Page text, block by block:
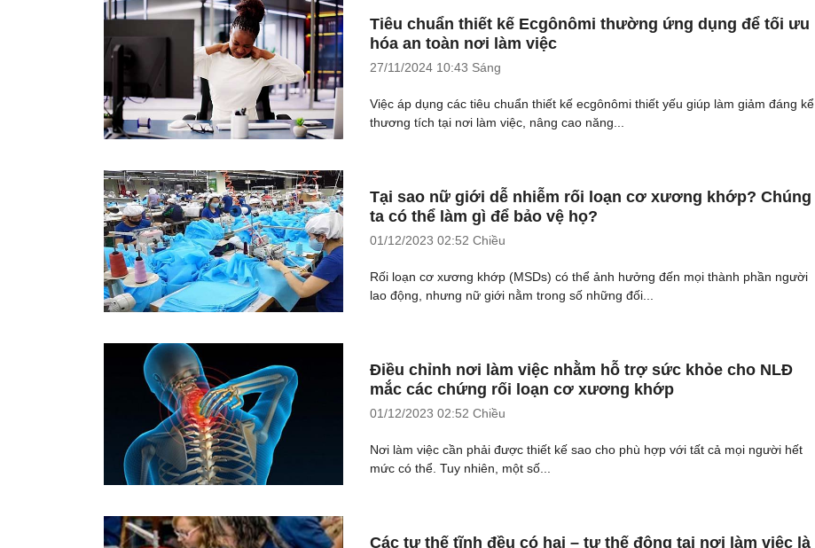
Tiêu chuẩn thiết kế Ecgônômi thường ứng dụng để tối ưu
hóa an toàn nơi làm việc
27/11/2024 10:43 Sáng
Việc áp dụng các tiêu chuẩn thiết kế ecgônômi thiết yếu giúp làm giảm đáng kể
thương tích tại nơi làm việc, nâng cao năng...
Tại sao nữ giới dễ nhiễm rối loạn cơ xương khớp? Chúng
ta có thể làm gì để bảo vệ họ?
01/12/2023 02:52 Chiều
Rối loạn cơ xương khớp (MSDs) có thể ảnh hưởng đến mọi thành phần người
lao động, nhưng nữ giới nằm trong số những đối...
Điều chỉnh nơi làm việc nhằm hỗ trợ sức khỏe cho NLĐ
mắc các chứng rối loạn cơ xương khớp
01/12/2023 02:52 Chiều
Nơi làm việc cần phải được thiết kế sao cho phù hợp với tất cả mọi người hết
mức có thể. Tuy nhiên, một số...
Các tư thế tĩnh đều có hại – tư thế động tại nơi làm việc là